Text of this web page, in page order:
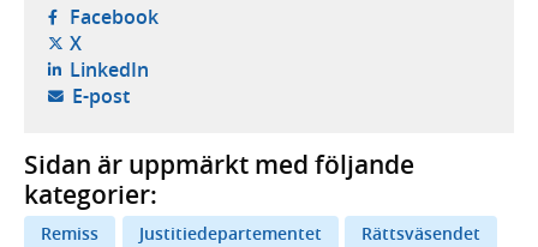
Facebook- öppnas i ny flik, extern webbplats,
X- öppnas i ny flik, extern webbplats,
LinkedIn- öppnas i ny flik, extern webbplats,
E-post- öppnar din e-postklient,
Sidan är uppmärkt med följande
kategorier:
Remiss Justitiedepartementet Rättsväsendet